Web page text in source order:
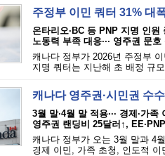
주정부 이민 쿼터 31% 대
온타리오·BC 등 PNP 지명 인원
노동력 부족 대응··· 영주권 문호
캐나다 정부가 2026년 주정부
지명 쿼터는 지난해 초 배정 규
캐나다 영주권·시민권 수
3월 말·4월 말 적용··· 경제·가
영주권 랜딩비 25달러↑,
캐나다 정부가 오는 3월 말과 4
경제 이민, 가족 초청, 인도적